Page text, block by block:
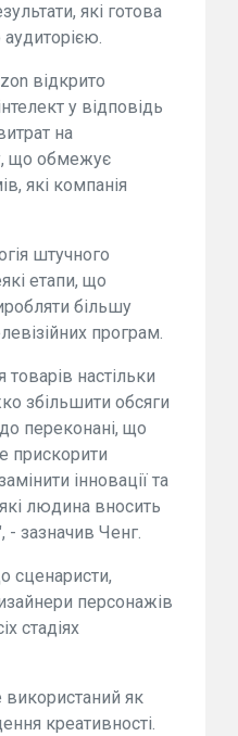
які готова
відкрито
у відповідь
на
що обмежує
які компанія
штучного
етапи, що
більшу
програм.
товарів настільки
збільшити обсяги
переконані, що
прискорити
інновації та
людина вносить
- зазначив Ченг.
сценаристи,
персонажів
стадіях
використаний як
креативності.